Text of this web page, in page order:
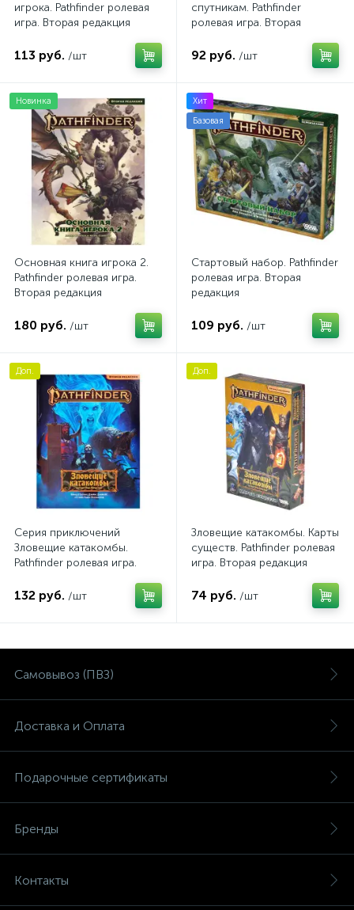
игрока. Pathfinder ролевая
игра. Вторая редакция
113 руб. /шт
спутникам. Pathfinder
ролевая игра. Вторая
92 руб. /шт
Новинка
Основная книга игрока 2.
Pathfinder ролевая игра.
Вторая редакция
180 руб. /шт
Хит
Базовая
Стартовый набор. Pathfinder
ролевая игра. Вторая
редакция
109 руб. /шт
Доп.
Серия приключений
Зловещие катакомбы.
Pathfinder ролевая игра.
132 руб. /шт
Доп.
Зловещие катакомбы. Карты
существ. Pathfinder ролевая
игра. Вторая редакция
74 руб. /шт
Самовывоз (ПВЗ)
Доставка и Оплата
Подарочные сертификаты
Бренды
Контакты